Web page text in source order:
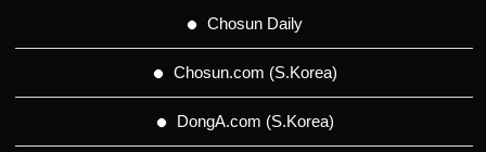
Chosun Daily
Chosun.com (S.Korea)
DongA.com (S.Korea)